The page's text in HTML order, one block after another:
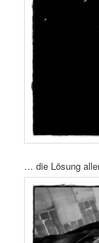
… die Lösung